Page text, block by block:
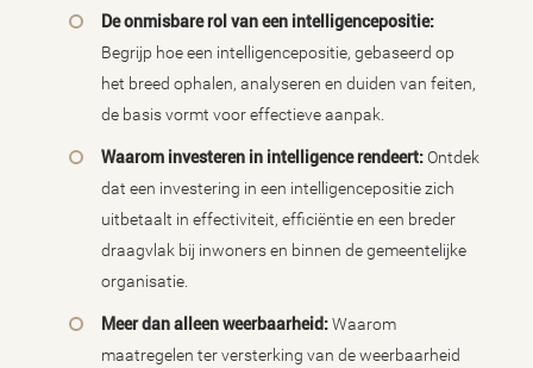
De onmisbare rol van een intelligencepositie:
Begrijp hoe een intelligencepositie, gebaseerd op
het breed ophalen, analyseren en duiden van feiten,
de basis vormt voor effectieve aanpak.
Waarom investeren in intelligence rendeert:Ontdek
dat een investering in een intelligencepositie zich
uitbetaalt in effectiviteit, efficiëntie en een breder
draagvlak bij inwoners en binnen de gemeentelijke
organisatie.
Meer dan alleen weerbaarheid:Waarom
maatregelen ter versterking van de weerbaarheid